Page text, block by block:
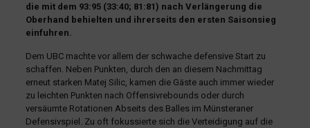
die mit dem 93:95 (33:40; 81:81) nach Verlängerung die
Oberhand behielten und ihrerseits den ersten Saisonsieg
einfuhren.
Dem UBC machte vor allem der schwache defensive Start zu
schaffen. Neben Punkten, durch den an diesem Nachmittag
erneut starken Matej Silic, kamen die Gäste auch immer wieder
zu leichten Punkten nach Offensivrebounds oder durch
versäumte Rotationen Abseits des Balles im Münsteraner
Defensivspiel. Zu oft fokussierte sich die Verteidigung auf die